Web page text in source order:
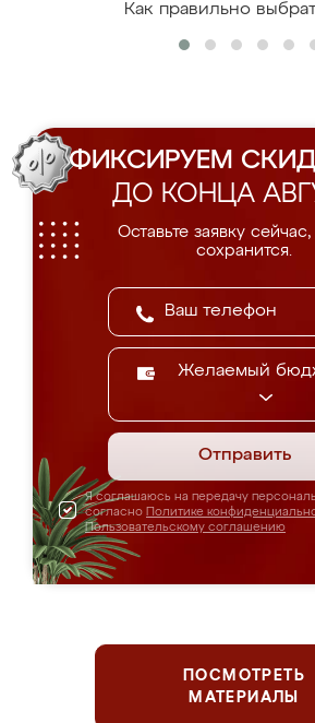
Как правильно
ФИКСИРУЕМ
ДО КОНЦА
Оставьте заявку
сохранится.
Желаемый
Отправить
Я соглашаюсь на передачу
согласно Политике
Пользовательскому соглашению
ПОСМОТРЕТЬ
МАТЕРИАЛЫ